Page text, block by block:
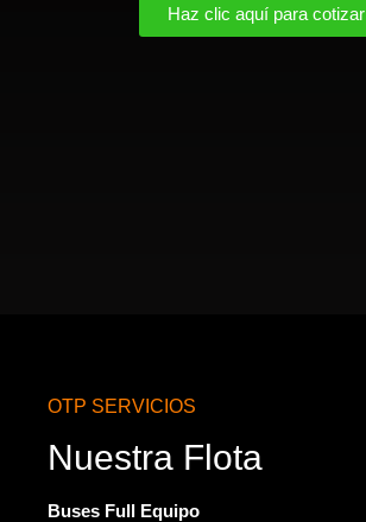
Haz clic aquí para cotizar
OTP SERVICIOS
Nuestra Flota
Buses Full Equipo